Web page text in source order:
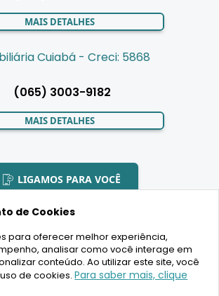
MAIS DETALHES
Cuiabá - Creci: 5868
(065) 3003-9182
MAIS DETALHES
LIGAMOS PARA VOCÊ
BR House Inteligência Imobiliária LTDA -
- CRECI 19701 - Todos os direitos reservados
de Cookies
para oferecer melhor experiência,
analisar como você interage em
conteúdo. Ao utilizar este site, você
de cookies.Para saber mais, clique